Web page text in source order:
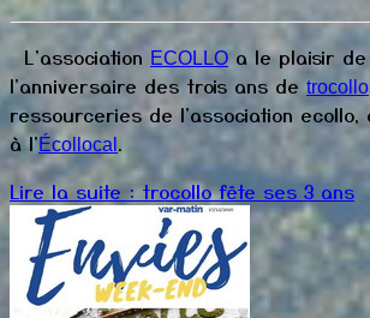
L'association ECOLLOa le plaisir de
l'anniversaire des trois ans detrocollo
ressourceries de l'association ecollo,
à l'Écollocal .
Lire la suite : trocollo fête ses 3 ans